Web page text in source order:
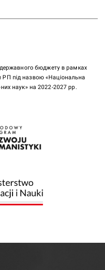
бюджету в рамках
РП під назвою «Національна
наук» на 2022-2027 рр.